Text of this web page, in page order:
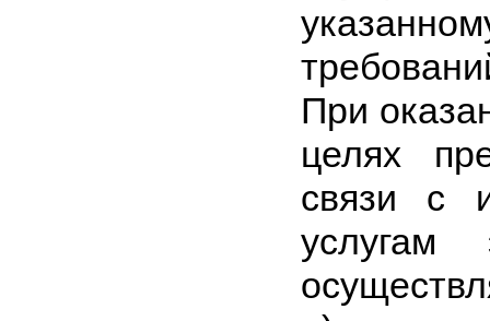
При
целях
связи с
услугам